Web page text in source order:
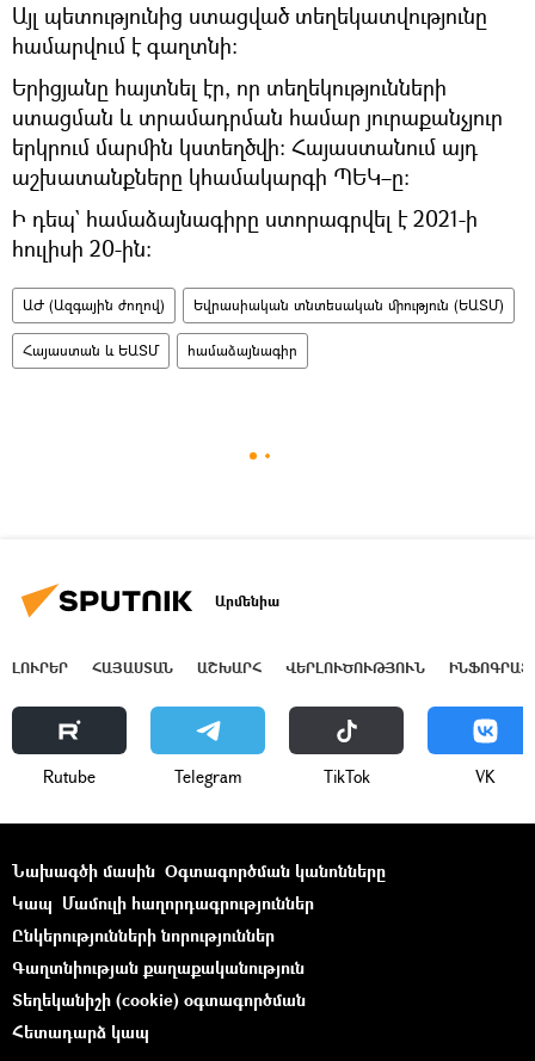
Այլ պետությունից ստացված տեղեկատվությունը
համարվում է գաղտնի։
Երիցյանը հայտնել էր, որ տեղեկությունների
ստացման և տրամադրման համար յուրաքանչյուր
երկրում մարմին կստեղծվի։ Հայաստանում այդ
աշխատանքները կհամակարգի ՊԵԿ–ը։
Ի դեպ` համաձայնագիրը ստորագրվել է 2021-ի
հուլիսի 20-ին։
ԱԺ (Ազգային ժողով) Եվրասիական տնտեսական միություն (ԵԱՏՄ)
Հայաստան և ԵԱՏՄ համաձայնագիր
Արմենիա
ԼՈՒՐԵՐ ՀԱՅԱՍՏԱՆ ԱՇԽԱՐՀ ՎԵՐԼՈՒԾՈՒԹՅՈՒՆ
Rutube Telegram ТikТоk VK
Նախագծի մասին Օգտագործման կանոնները
Կապ Մամուլի հաղորդագրություններ
Ընկերությունների նորություններ
Գաղտնիության քաղաքականություն
Տեղեկանիշի (cookie) օգտագործման
Հետադարձ կապ